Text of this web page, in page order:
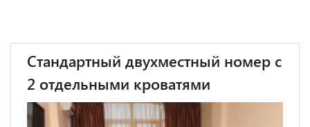
Стандартный двухместный номер с
2 отдельными кроватями